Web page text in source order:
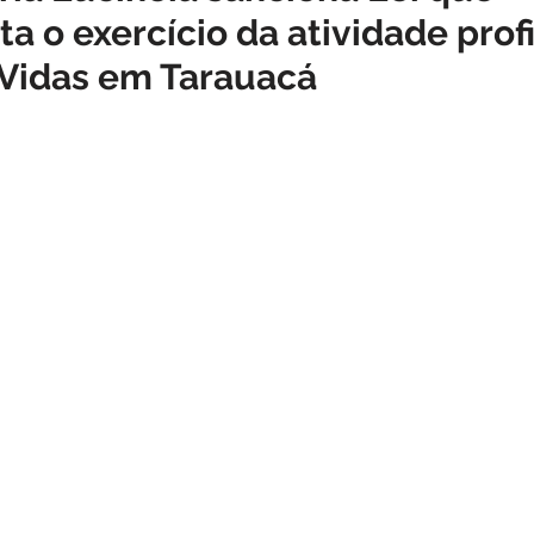
Datas comemorativas Assistência Social Meio
o exercício da atividade
em Tarauacá